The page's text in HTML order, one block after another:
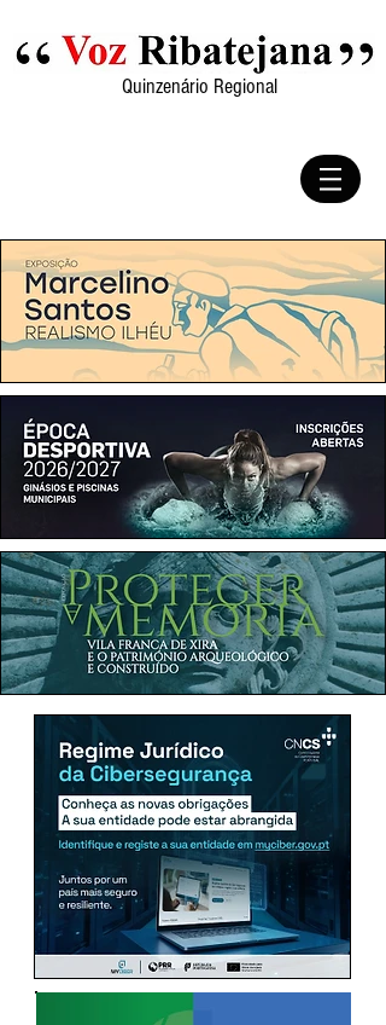
Quinzenário Regional